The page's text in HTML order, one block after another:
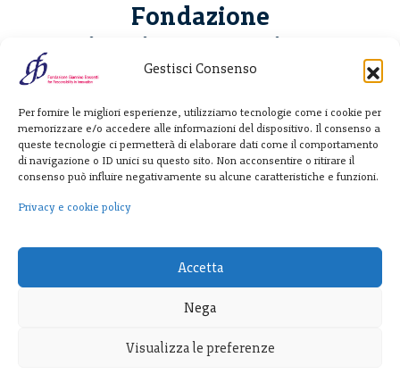
Gestisci Consenso
Per fornire le migliori esperienze, utilizziamo tecnologie come i cookie per
memorizzare e/o accedere alle informazioni del dispositivo. Il consenso a
queste tecnologie ci permetterà di elaborare dati come il comportamento
di navigazione o ID unici su questo sito. Non acconsentire o ritirare il
consenso può influire negativamente su alcune caratteristiche e funzioni.
Privacy e cookie policy
Accetta
Nega
Visualizza le preferenze
Fondazione
Giannino Bassetti ETS
20122 Milano - Italia
T. +39 02 781933
F. + 39 02 76392030
info@fondazionebassetti.org
p.i. 12520270153